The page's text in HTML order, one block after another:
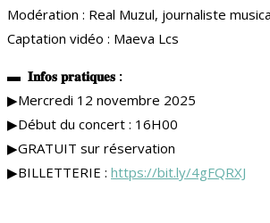
Modération : Real Muzul, journaliste
Captation vidéo : Maeva Lcs
▬ 𝐈𝐧𝐟𝐨𝐬 𝐩𝐫𝐚𝐭𝐢𝐪𝐮𝐞𝐬 :
▶︎Mercredi 12 novembre 2025
▶︎Début du concert : 16H00
▶︎GRATUIT sur réservation
▶︎BILLETTERIE : https://bit.ly/4gFQRXJ